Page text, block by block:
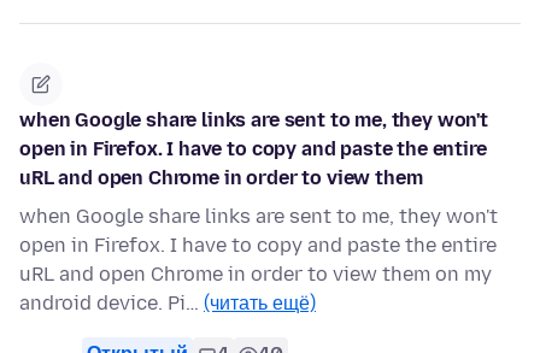
when Google share links are sent to me, they won't
open in Firefox. I have to copy and paste the entire
uRL and open Chrome in order to view them
when Google share links are sent to me, they won't
open in Firefox. I have to copy and paste the entire
uRL and open Chrome in order to view them on my
android device. Pi… (читать ещё)